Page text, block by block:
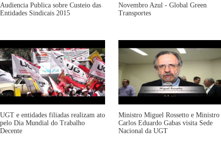
Audiencia Publica sobre Custeio das
Entidades Sindicais 2015
Novembro Azul - Global Green
Transportes
UGT e entidades filiadas realizam ato
pelo Dia Mundial do Trabalho
Decente
Ministro Miguel Rossetto e Ministro
Carlos Eduardo Gabas visita Sede
Nacional da UGT